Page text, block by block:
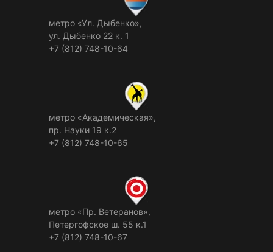
метро «Ул. Дыбенко»,
ул. Дыбенко 22 к. 1
+7 (812) 748-10-64
метро «Академическая»,
пр. Науки 19 к.2
+7 (812) 748-10-65
метро «Пр. Ветеранов»,
Петергофское ш. 55 к.1
+7 (812) 748-10-67